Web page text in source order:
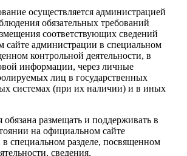
осуществляется администрацией
обязательных требований
соответствующих сведений
сайте администрации в специальном
контрольной деятельности, в
информации, через личные
лиц в государственных
системах (при их наличии) и в иных
размещать и поддерживать в
на официальном сайте
специальном разделе, посвященном
сведения,